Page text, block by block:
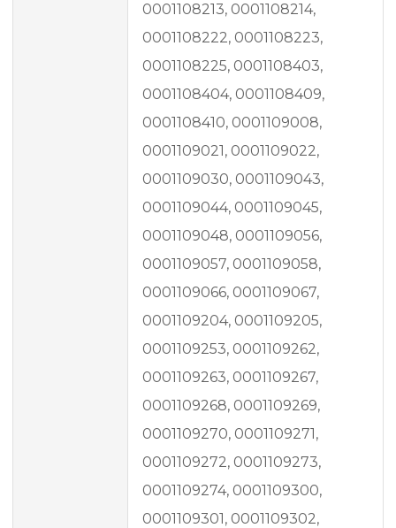
0001108213, 0001108214,
0001108222, 0001108223,
0001108225, 0001108403,
0001108404, 0001108409,
0001108410, 0001109008,
0001109021, 0001109022,
0001109030, 0001109043,
0001109044, 0001109045,
0001109048, 0001109056,
0001109057, 0001109058,
0001109066, 0001109067,
0001109204, 0001109205,
0001109253, 0001109262,
0001109263, 0001109267,
0001109268, 0001109269,
0001109270, 0001109271,
0001109272, 0001109273,
0001109274, 0001109300,
0001109301, 0001109302,